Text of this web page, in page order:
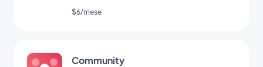
$6/mese
Community